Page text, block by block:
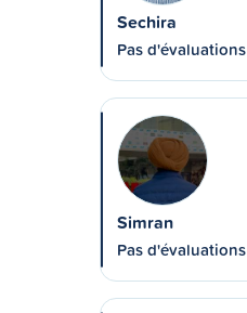
Sechira
Pas d'évaluations
Simran
Pas d'évaluations